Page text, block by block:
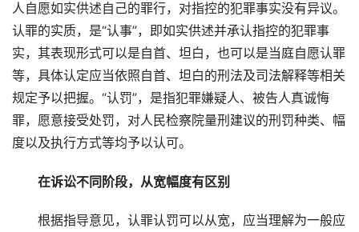
人自愿如实供述自己的罪行，对指控的犯罪事实没有异议。
认罪的实质，是“认事”，即如实供述并承认指控的犯罪事
实，其表现形式可以是自首、坦白，也可以是当庭自愿认罪
等，具体认定应当依照自首、坦白的刑法及司法解释等相关
规定予以把握。“认罚”，是指犯罪嫌疑人、被告人真诚悔
罪，愿意接受处罚，对人民检察院量刑建议的刑罚种类、幅
度以及执行方式等均予以认可。
在诉讼不同阶段，从宽幅度有区别
根据指导意见，认罪认罚可以从宽，应当理解为一般应